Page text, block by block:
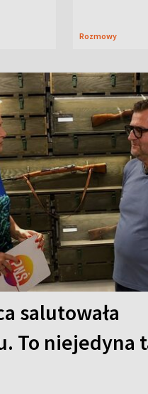
Rozmowy
salutowała
To niejedyna